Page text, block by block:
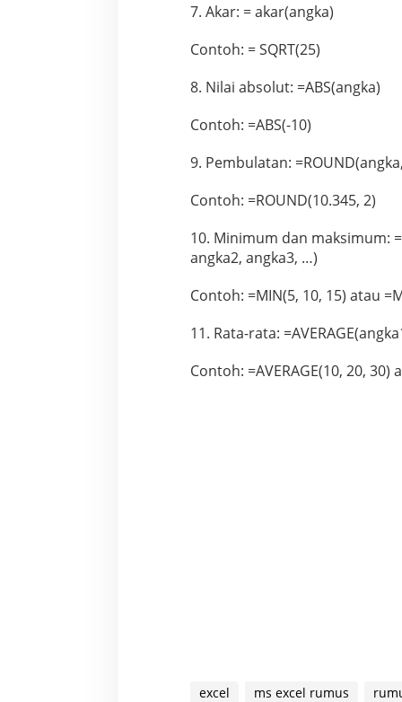
7. Akar: = akar(angka)
Contoh: = SQRT(25)
8. Nilai absolut: =ABS(angka)
Contoh: =ABS(-10)
9. Pembulatan:
Contoh: =ROUND(10.345, 2)
10. Minimum dan maksimum:
angka2, angka3, …)
Contoh: =MIN(5, 10, 15) atau
11. Rata-rata:
Contoh: =AVERAGE(10, 20, 30)
excel ms excel rumus